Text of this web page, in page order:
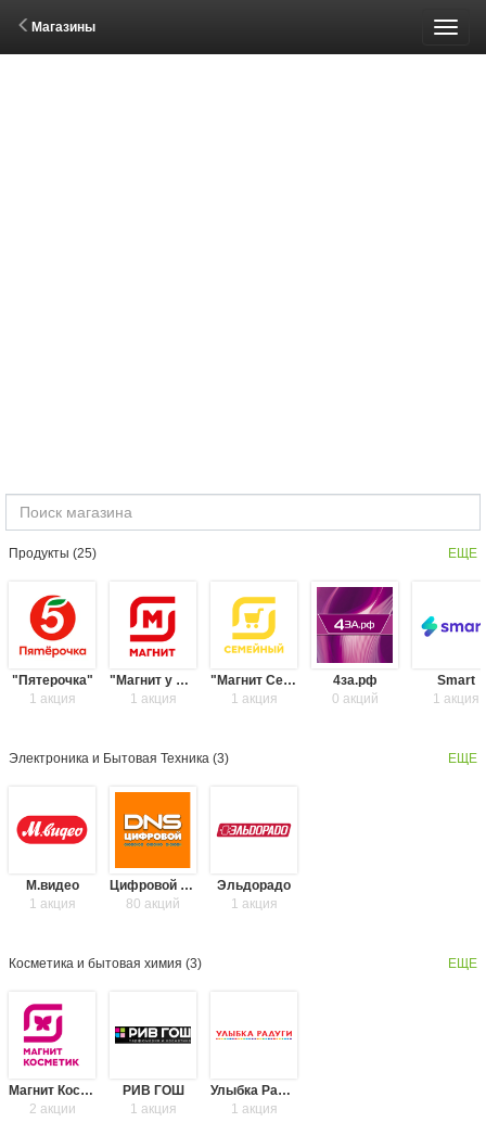
Магазины
Продукты (25) ЕЩЕ
"Пятерочка"
1 акция
"Магнит у дома"
1 акция
"Магнит Семейный"
1 акция
4за.рф
0 акций
Smart
1 акция
Электроника и Бытовая Техника (3) ЕЩЕ
М.видео
1 акция
Цифровой супермаркет DNS
80 акций
Эльдорадо
1 акция
Косметика и бытовая химия (3) ЕЩЕ
Магнит Косметик
2 акции
РИВ ГОШ
1 акция
Улыбка Радуги
1 акция